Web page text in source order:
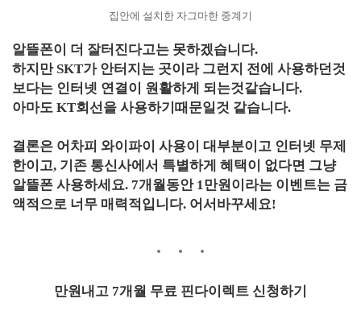
집안에 설치한 자그마한 중계기
알뜰폰이 더 잘터진다고는 못하겠습니다.
하지만 SKT가 안터지는 곳이라 그런지 전에 사용하던것
보다는 인터넷 연결이 원활하게 되는것같습니다.
아마도 KT회선을 사용하기때문일것 같습니다.
결론은 어차피 와이파이 사용이 대부분이고 인터넷 무제
한이고, 기존 통신사에서 특별하게 혜택이 없다면 그냥
알뜰폰 사용하세요. 7개월동안 1만원이라는 이벤트는 금
액적으로 너무 매력적입니다. 어서바꾸세요!
만원내고 7개월 무료 핀다이렉트 신청하기